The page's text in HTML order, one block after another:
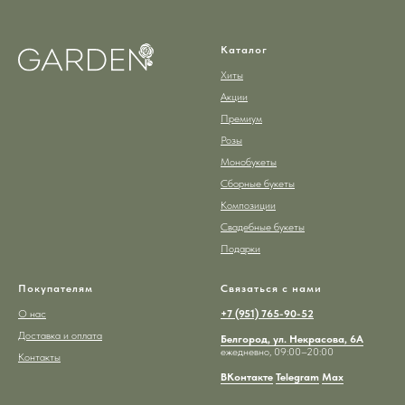
Каталог
Хиты
Акции
Премиум
Розы
Монобукеты
Сборные букеты
Композиции
Свадебные букеты
Подарки
Покупателям
О нас
Доставка и оплата
Контакты
Связаться с нами
+7 (951) 765-90-52
Белгород, ул. Некрасова, 6А
ежедневно, 09:00–20:00
ВКонтакте Telegram Max